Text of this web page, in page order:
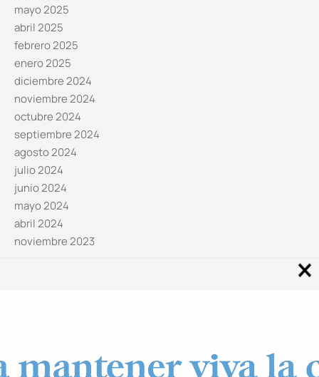
mayo 2025
abril 2025
febrero 2025
enero 2025
diciembre 2024
noviembre 2024
octubre 2024
septiembre 2024
agosto 2024
julio 2024
junio 2024
mayo 2024
abril 2024
noviembre 2023